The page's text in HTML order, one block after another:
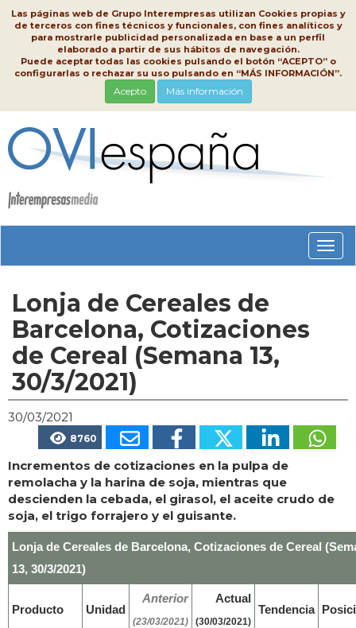
Las páginas web de Grupo Interempresas utilizan Cookies propias y
de terceros con fines técnicos y funcionales, con fines analíticos y
para mostrarle publicidad personalizada en base a un perfil
elaborado a partir de sus hábitos de navegación.
Puede aceptar todas las cookies pulsando el botón “ACEPTO” o
configurarlas o rechazar su uso pulsando en “MÁS INFORMACIÓN”.
Acepto Más información
Lonja de Cereales de
Barcelona, Cotizaciones
de Cereal (Semana 13,
30/3/2021)
30/03/2021
8760
Incrementos de cotizaciones en la pulpa de
remolacha y la harina de soja, mientras que
descienden la cebada, el girasol, el aceite crudo de
soja, el trigo forrajero y el guisante.
Lonja de Cereales de Barcelona, Cotizaciones de Cereal
13, 30/3/2021)
Producto Unidad
Anterior
(23/03/2021)
Actual
(30/03/2021)
Tendencia